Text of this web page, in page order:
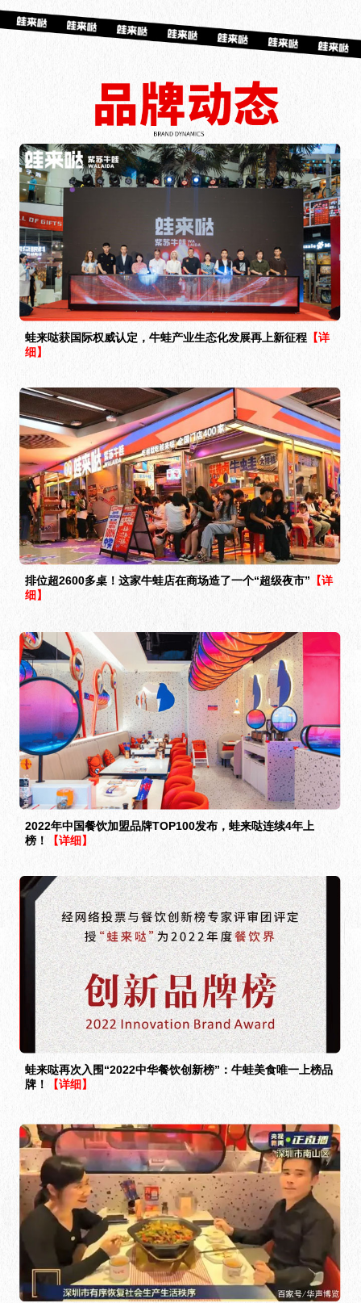
蛙来哒获国际权威认定，牛蛙产业生态化发展再上新征程 【详
细】
排位超2600多桌！这家牛蛙店在商场造了一个“超级夜市” 【详
细】
2022年中国餐饮加盟品牌TOP100发布，蛙来哒连续4年上
榜！
【详细】
蛙来哒再次入围“2022中华餐饮创新榜”：牛蛙美食唯一上榜品
牌！
【详细】